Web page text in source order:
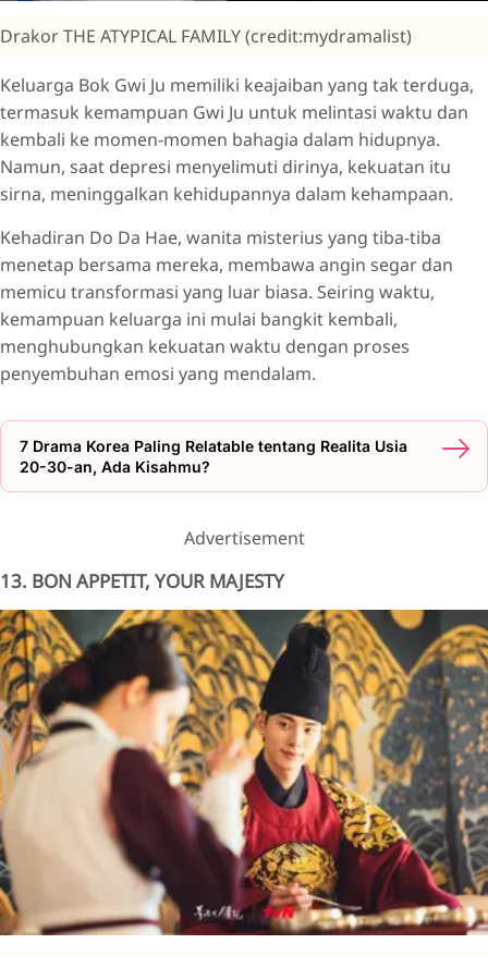
Drakor THE ATYPICAL FAMILY (credit:mydramalist)
Keluarga Bok Gwi Ju memiliki keajaiban yang tak terduga,
termasuk kemampuan Gwi Ju untuk melintasi waktu dan
kembali ke momen-momen bahagia dalam hidupnya.
Namun, saat depresi menyelimuti dirinya, kekuatan itu
sirna, meninggalkan kehidupannya dalam kehampaan.
Kehadiran Do Da Hae, wanita misterius yang tiba-tiba
menetap bersama mereka, membawa angin segar dan
memicu transformasi yang luar biasa. Seiring waktu,
kemampuan keluarga ini mulai bangkit kembali,
menghubungkan kekuatan waktu dengan proses
penyembuhan emosi yang mendalam.
7 Drama Korea Paling Relatable tentang Realita Usia
20-30-an, Ada Kisahmu?
Advertisement
13. BON APPETIT, YOUR MAJESTY